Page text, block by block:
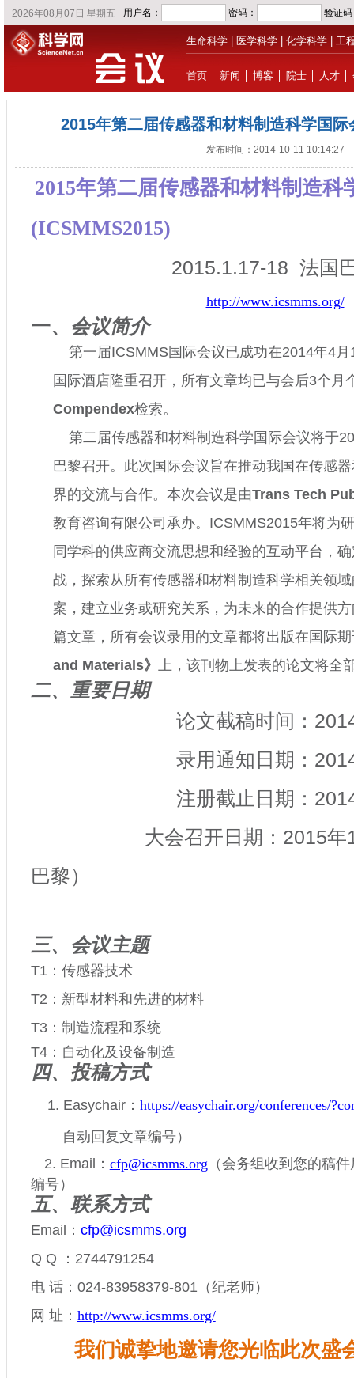
生命科学 医学科学 化学科学 工
首页 新闻 博客 院士 人才
2015年第二届传感器和材料制造科学国
发布时间：2014-10-11 10:14:27
2015年第二届传感器和材料制造科
(ICSMMS2015)
2015.1.17-18 法国
http://www.icsmms.org/
一、 会议简介
第一届ICSMMS国际会议已成功在2014年4月
国际酒店隆重召开，所有文章均已与会后3个月
Compendex检索。
第二届传感器和材料制造科学国际会议将于
巴黎召开。此次国际会议旨在推动我国在传感
界的交流与合作。本次会议是由Trans Tech
教育咨询有限公司承办。 ICSMMS2015年将为
同学科的供应商交流思想和经验的互动平台，
战，探索从所有传感器和材料制造科学相关领
案，建立业务或研究关系，为未来的合作提供
篇文章，所有会议录用的文章都将出版在国际
and Materials》 上，该刊物上发表的论文将全
二、重要日期
论文截稿时间：
录用通知日期：
注册截止日期：
大会召开日期： 2015年
巴黎）
三、会议主题
T1 ：传感器技术
T2 ：新型材料和先进的材料
T3：制造流程和系统
T4：自动化及设备制造
四、投稿方式
1. Easychair： https://easychair.org/conferences/
自动回复文章编号）
2. Email ： cfp@icsmms.org （会务组收到您的稿
编号）
五、联系方式
Email ： cfp@icsmms.org
Q Q
： 2744791254
电 话： 024-83958379-801 （纪老师）
网 址： http://www.icsmms.org/
我们诚挚地邀请您光临此次盛